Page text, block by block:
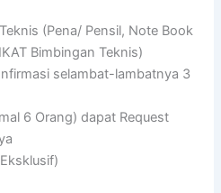
(Pena/ Pensil, Note Book
Bimbingan Teknis)
selambat-lambatnya 3
6 Orang) dapat Request